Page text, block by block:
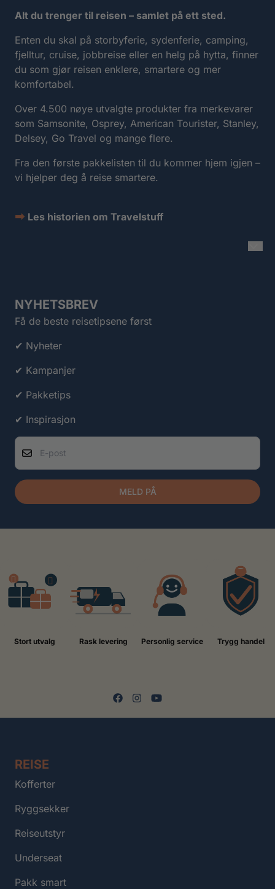
Alt du trenger til reisen – samlet på ett sted.
Enten du skal på storbyferie, sydenferie, camping,
fjelltur, cruise, jobbreise eller en helg på hytta, finner
du som gjør reisen enklere, smartere og mer
komfortabel.
Over 4.500 nøye utvalgte produkter fra merkevarer
som Samsonite, Osprey, American Tourister, Stanley,
Delsey, Go Travel og mange flere.
Fra den første pakkelisten til du kommer hjem igjen –
vi hjelper deg å reise smartere.
➡ Les historien om Travelstuff
NYHETSBREV
Få de beste reisetipsene først
✔ Nyheter
✔ Kampanjer
✔ Pakketips
✔ Inspirasjon
E-post
MELD PÅ
Stort utvalg Rask levering Personlig service Trygg handel
REISE
Kofferter
Ryggsekker
Reiseutstyr
Underseat
Pakk smart